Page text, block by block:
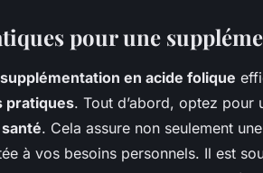
pour une
supplémentation en acide folique
pratiques. Tout d’abord, optez pour
. Cela assure non seulement
à vos besoins personnels. Il est